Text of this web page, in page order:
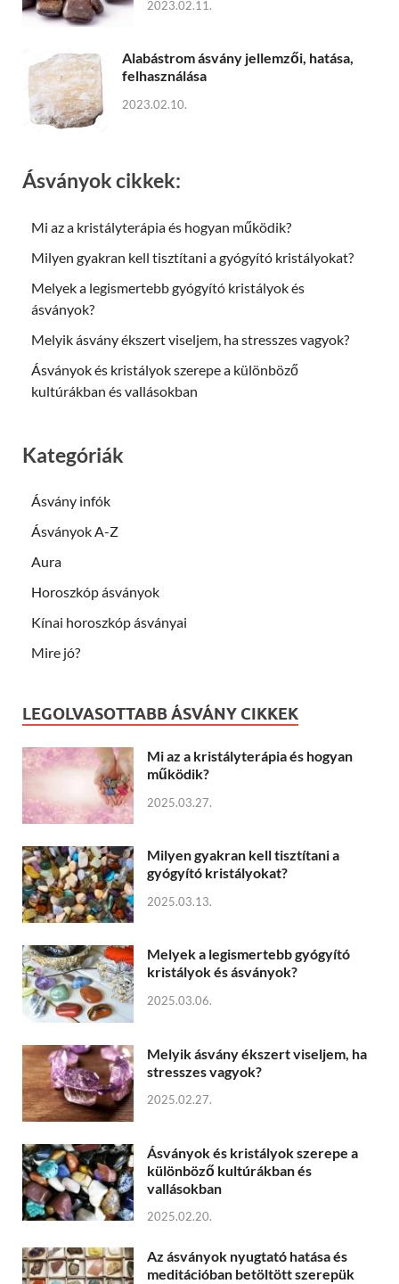
2023.02.11.
Alabástrom ásvány jellemzői, hatása,
felhasználása
2023.02.10.
Ásványok cikkek:
Mi az a kristályterápia és hogyan működik?
Milyen gyakran kell tisztítani a gyógyító kristályokat?
Melyek a legismertebb gyógyító kristályok és
ásványok?
Melyik ásvány ékszert viseljem, ha stresszes vagyok?
Ásványok és kristályok szerepe a különböző
kultúrákban és vallásokban
Kategóriák
Ásvány infók
Ásványok A-Z
Aura
Horoszkóp ásványok
Kínai horoszkóp ásványai
Mire jó?
LEGOLVASOTTABB ÁSVÁNY CIKKEK
Mi az a kristályterápia és hogyan
működik?
2025.03.27.
Milyen gyakran kell tisztítani a
gyógyító kristályokat?
2025.03.13.
Melyek a legismertebb gyógyító
kristályok és ásványok?
2025.03.06.
Melyik ásvány ékszert viseljem, ha
stresszes vagyok?
2025.02.27.
Ásványok és kristályok szerepe a
különböző kultúrákban és
vallásokban
2025.02.20.
Az ásványok nyugtató hatása és
meditációban betöltött szerepük